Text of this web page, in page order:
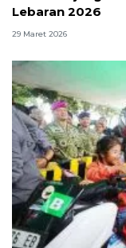
Lebaran 2026
29 Maret 2026